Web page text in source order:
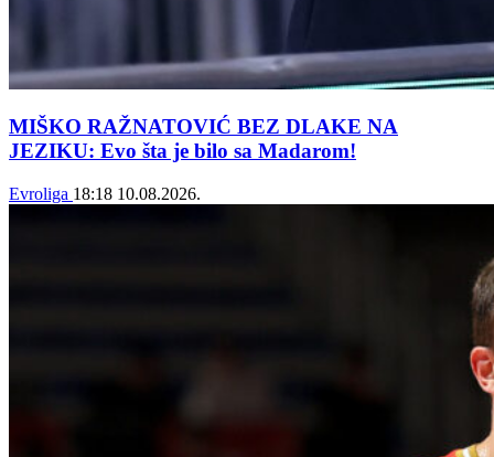
MIŠKO RAŽNATOVIĆ BEZ DLAKE NA
JEZIKU: Evo šta je bilo sa Madarom!
Evroliga 18:18 10.08.2026.